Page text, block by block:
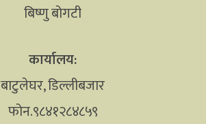
बिष्णु बोगटी
कार्यालय:
बाटुलेघर, डिल्लीबजार
फोन.९८४१२८४८५९